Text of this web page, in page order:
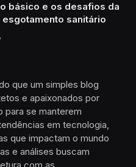
básico e os desafios da
sanitário
que um simples blog
e apaixonados por
para se manterem
em tecnologia,
que impactam o mundo
e análises buscam